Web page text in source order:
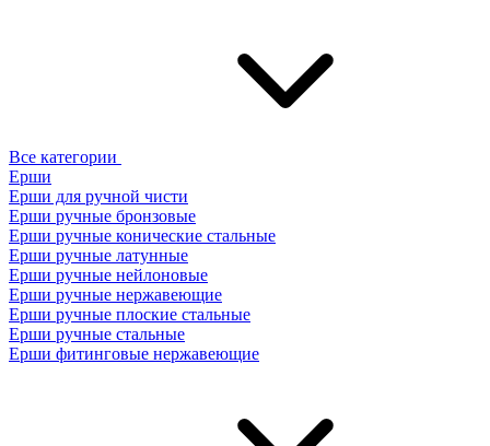
Все категории
Ерши
Ерши для ручной чисти
Ерши ручные бронзовые
Ерши ручные конические стальные
Ерши ручные латунные
Ерши ручные нейлоновые
Ерши ручные нержавеющие
Ерши ручные плоские стальные
Ерши ручные стальные
Ерши фитинговые нержавеющие